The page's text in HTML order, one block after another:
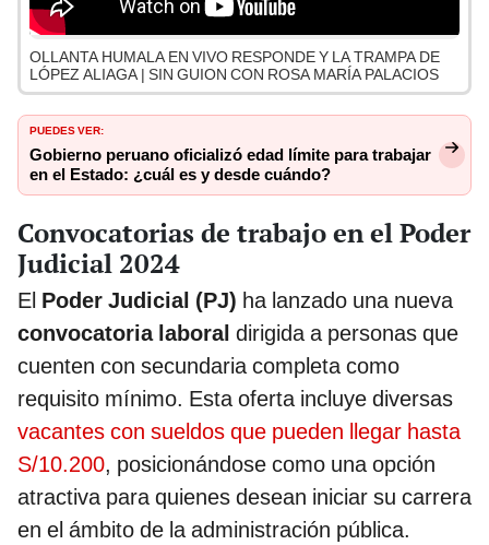
OLLANTA HUMALA EN VIVO RESPONDE Y LA TRAMPA DE
LÓPEZ ALIAGA | SIN GUION CON ROSA MARÍA PALACIOS
PUEDES VER:
Gobierno peruano oficializó edad límite para trabajar
en el Estado: ¿cuál es y desde cuándo?
Convocatorias de trabajo en el Poder
Judicial 2024
El Poder Judicial (PJ) ha lanzado una nueva
convocatoria laboral dirigida a personas que
cuenten con secundaria completa como
requisito mínimo. Esta oferta incluye diversas
vacantes con sueldos que pueden llegar hasta
S/10.200, posicionándose como una opción
atractiva para quienes desean iniciar su carrera
en el ámbito de la administración pública.